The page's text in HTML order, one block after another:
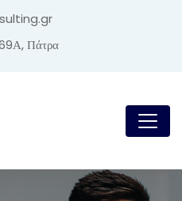
εργαλείων
Πάτρα